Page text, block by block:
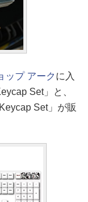
ップ アーク に入
Set」と、
Set」が販